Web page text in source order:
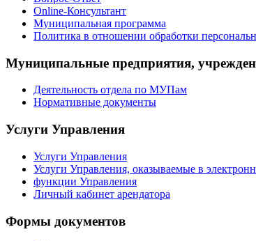
Online-Консультант
Муниципальная программа
Политика в отношении обработки
Муниципальные предприятия,
Деятельность отдела по МУПам
Нормативные документы
Услуги Управления
Услуги Управления
Услуги Управления, оказываемые в
функции Управления
Личный кабинет арендатора
Формы документов